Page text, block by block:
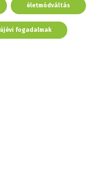
életmódváltás
újévi fogadalmak